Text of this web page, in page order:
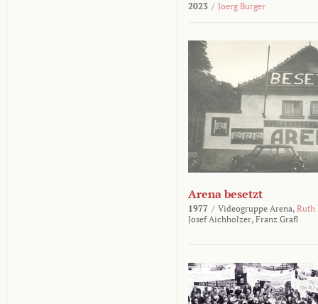
2023 / Joerg Burger
Arena besetzt
1977 / Videogruppe Arena, Ruth
Josef Aichholzer, Franz Grafl